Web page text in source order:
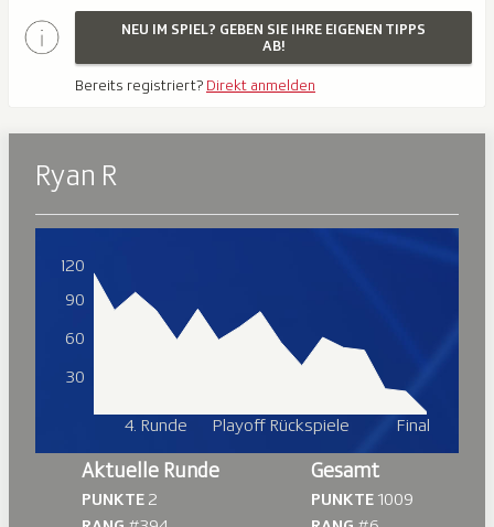
NEU IM SPIEL? GEBEN SIE IHRE EIGENEN TIPPS
AB!
Bereits registriert? Direkt anmelden
Ryan R
4. Runde Playoff Rückspiele Final
30
60
90
120
Aktuelle Runde
PUNKTE2
Gesamt
PUNKTE1009